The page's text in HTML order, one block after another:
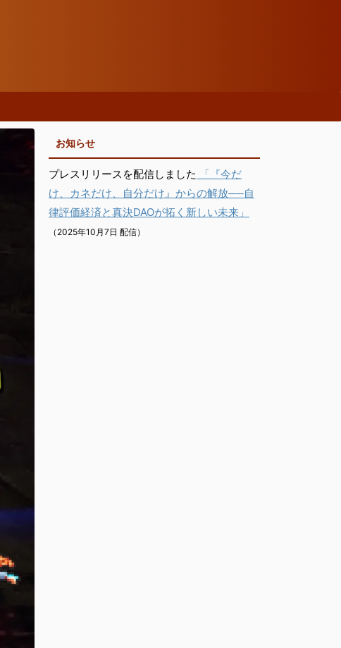
お知らせ
プレスリリースを配信しました
「『今だ
け、カネだけ、自分だけ』からの解放──自
律評価経済と真決DAOが拓く新しい未来」
（2025年10月7日 配信）